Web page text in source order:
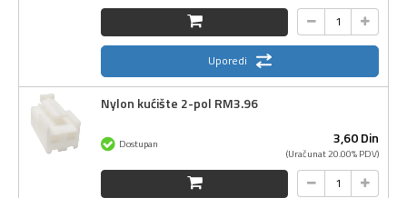
Uporedi
Nylon kućište 2-pol RM3.96
3,60Din
(Uračunat 20.00% PDV)
Dostupan